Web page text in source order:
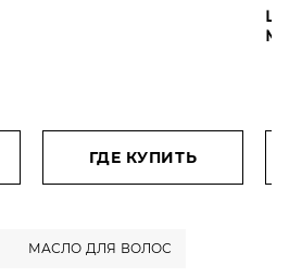
ГДЕ КУПИТЬ
МАСЛО ДЛЯ ВОЛОС